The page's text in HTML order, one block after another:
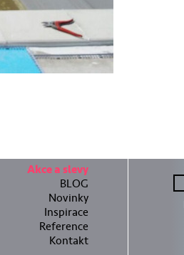
Akce a slevy
BLOG
Novinky
Inspirace
Reference
Kontakt